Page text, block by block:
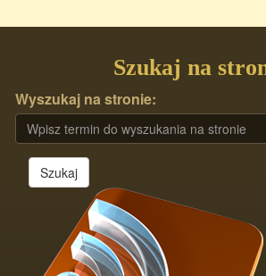
Szukaj na
Wyszukaj na stronie:
Szukaj